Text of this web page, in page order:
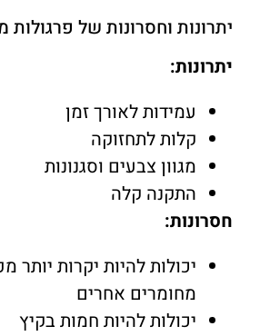
יתרונות וחסרונות של פרגולות
יתרונות:
עמידות לאורך זמן
קלות לתחזוקה
מגוון צבעים וסגנונות
התקנה קלה
חסרונות:
יכולות להיות יקרות יותר
מחומרים אחרים
יכולות להיות חמות בקיץ